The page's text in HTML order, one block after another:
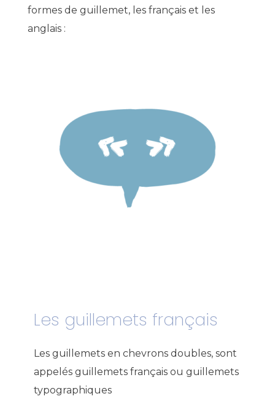
formes de guillemet, les français et les
anglais :
Les guillemets français
Les guillemets en chevrons doubles, sont
appelés guillemets français ou guillemets
typographiques